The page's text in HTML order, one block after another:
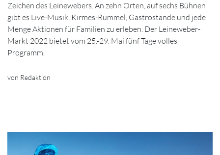
Zeichen des Leinewebers. An zehn Orten, auf sechs Bühnen
gibt es Live-Musik, Kirmes-Rummel, Gastrostände und jede
Menge Aktionen für Familien zu erleben. Der Leineweber-
Markt 2022 bietet vom 25.-29. Mai fünf Tage volles
Programm.
von Redaktion